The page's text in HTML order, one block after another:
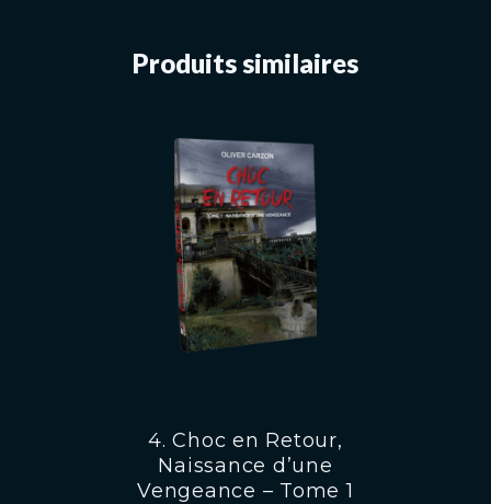
Produits similaires
4. Choc en Retour,
Naissance d’une
Vengeance – Tome 1